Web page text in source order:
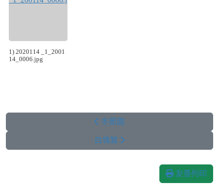
1) 2020114 _1_2001
14_0006.jpg
冬節圓
白鴒鷥
友善列印